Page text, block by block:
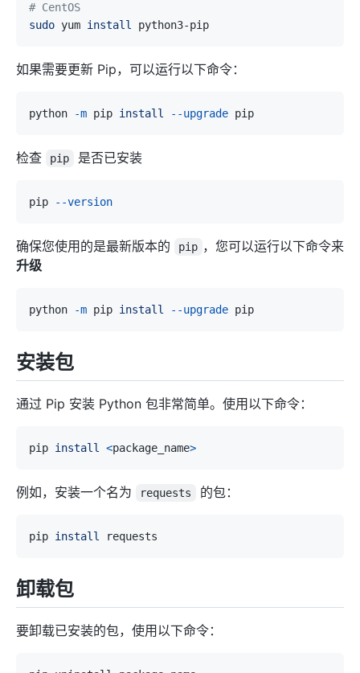
# CentOS
sudo yum install
如果需要更新 Pip，可以运行以下命令：
python -m pip install --upgrade
检查 pip 是否已安装
pip --version
确保您使用的是最新版本的 pip ，您可以运行以下命令来
升级
python -m pip install --upgrade
安装包
通过 Pip 安装 Python 包非常简单。使用以下命令：
pip install <package_name>
例如，安装一个名为 requests 的包：
pip install
卸载包
要卸载已安装的包，使用以下命令：